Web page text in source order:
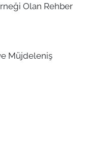
Olan Rehber
Müjdeleniş